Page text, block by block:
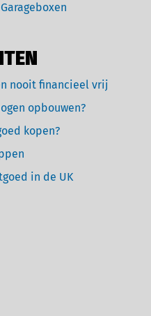
nooit financieel vrij
opbouwen?
kopen?
in de UK